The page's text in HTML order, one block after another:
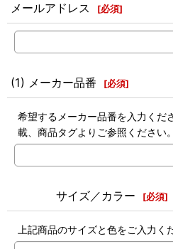
メールアドレス [必須]
(1) メーカー品番 [必須]
希望するメーカー品番を入力くだ
載、商品タグよりご参照ください。
サイズ／カラー [必須]
上記商品のサイズと色をご入力く